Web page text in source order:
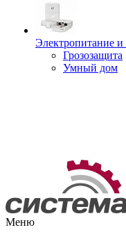
Электропитание и
Грозозащита
Умный дом
Меню